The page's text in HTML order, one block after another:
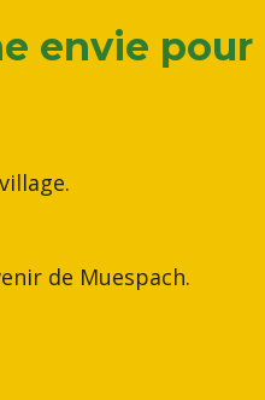
envie pour
de Muespach.